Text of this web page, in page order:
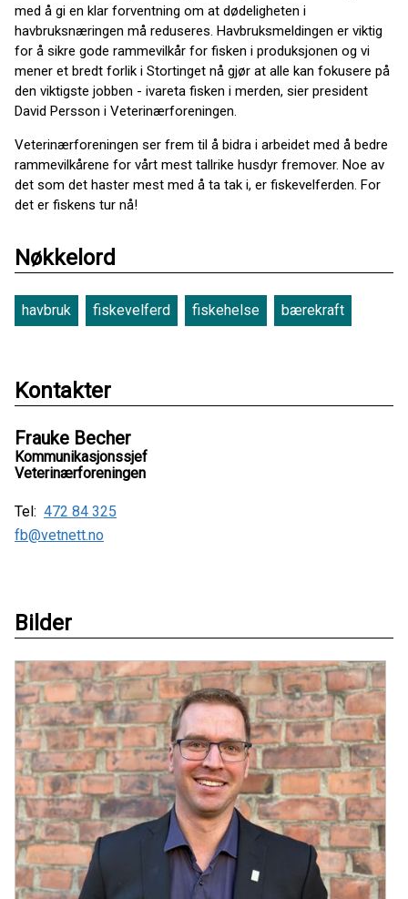
med å gi en klar forventning om at dødeligheten i
havbruksnæringen må reduseres. Havbruksmeldingen er viktig
for å sikre gode rammevilkår for fisken i produksjonen og vi
mener et bredt forlik i Stortinget nå gjør at alle kan fokusere på
den viktigste jobben - ivareta fisken i merden, sier president
David Persson i Veterinærforeningen.
Veterinærforeningen ser frem til å bidra i arbeidet med å bedre
rammevilkårene for vårt mest tallrike husdyr fremover. Noe av
det som det haster mest med å ta tak i, er fiskevelferden. For
det er fiskens tur nå!
Nøkkelord
havbruk fiskevelferd fiskehelse bærekraft
Kontakter
Frauke Becher
Kommunikasjonssjef
Veterinærforeningen
Tel: 472 84 325
fb@vetnett.no
Bilder